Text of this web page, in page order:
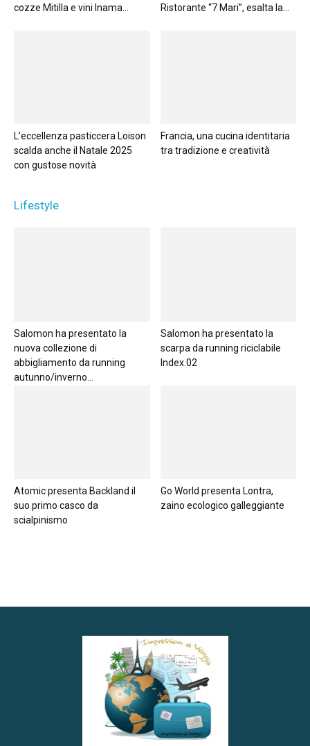
cozze Mitilla e vini Inama...
Ristorante “7 Mari”, esalta la...
L’eccellenza pasticcera Loison
scalda anche il Natale 2025
con gustose novità
Francia, una cucina identitaria
tra tradizione e creatività
Lifestyle
Salomon ha presentato la
nuova collezione di
abbigliamento da running
autunno/inverno...
Salomon ha presentato la
scarpa da running riciclabile
Index.02
Atomic presenta Backland il
suo primo casco da
scialpinismo
Go World presenta Lontra,
zaino ecologico galleggiante